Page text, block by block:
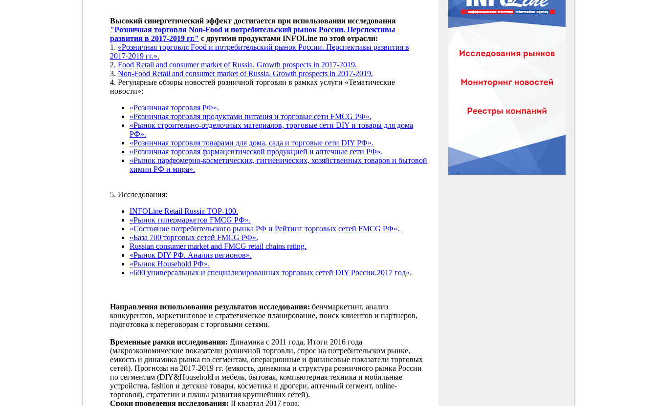
Высокий синергетический эффект достигается при использовании исследования
"Розничная торговля Non-Food и потребительский рынок России. Перспективы
развития в 2017-2019 гг." с другими продуктами INFOLine по этой отрасли:
1. «Розничная торговля Food и потребительский рынок России. Перспективы развития в
2017-2019 гг.».
2. Food Retail and consumer market of Russia. Growth prospects in 2017-2019.
3. Non-Food Retail and consumer market of Russia. Growth prospects in 2017-2019.
4. Регулярные обзоры новостей розничной торговли в рамках услуги «Тематические
новости»:
«Розничная торговля РФ».
«Розничная торговля продуктами питания и торговые сети FMCG РФ».
«Рынок строительно-отделочных материалов, торговые сети DIY и товары для дома
РФ».
«Розничная торговля товарами для дома, сада и торговые сети DIY РФ».
«Розничная торговля фармацевтической продукцией и аптечные сети РФ».
«Рынок парфюмерно-косметических, гигиенических, хозяйственных товаров и бытовой
химии РФ и мира».
5. Исследования:
INFOLine Retail Russia ТOP-100.
«Рынок гипермаркетов FMCG РФ».
«Состояние потребительского рынка РФ и Рейтинг торговых сетей FMCG РФ».
«База 700 торговых сетей FMCG РФ».
Russian consumer market and FMCG retail chains rating.
«Рынок DIY РФ. Анализ регионов».
«Рынок Household РФ».
«600 универсальных и специализированных торговых сетей DIY России.2017 год».
Направления использования результатов исследования: бенчмаркетинг, анализ
конкурентов, маркетинговое и стратегическое планирование, поиск клиентов и партнеров,
подготовка к переговорам с торговыми сетями.
Временные рамки исследования: Динамика с 2011 года, Итоги 2016 года
(макроэкономические показатели розничной торговли, спрос на потребительском рынке,
емкость и динамика рынка по сегментам, операционные и финансовые показатели торговых
сетей). Прогнозы на 2017-2019 гг. (емкость, динамика и структура розничного рынка России
по сегментам (DIY&Household и мебель, бытовая, компьютерная техника и мобильные
устройства, fashion и детские товары, косметика и дрогери, аптечный сегмент, online-
торговля), стратегии и планы развития крупнейших сетей).
Сроки проведения исследования: II квартал 2017 года.